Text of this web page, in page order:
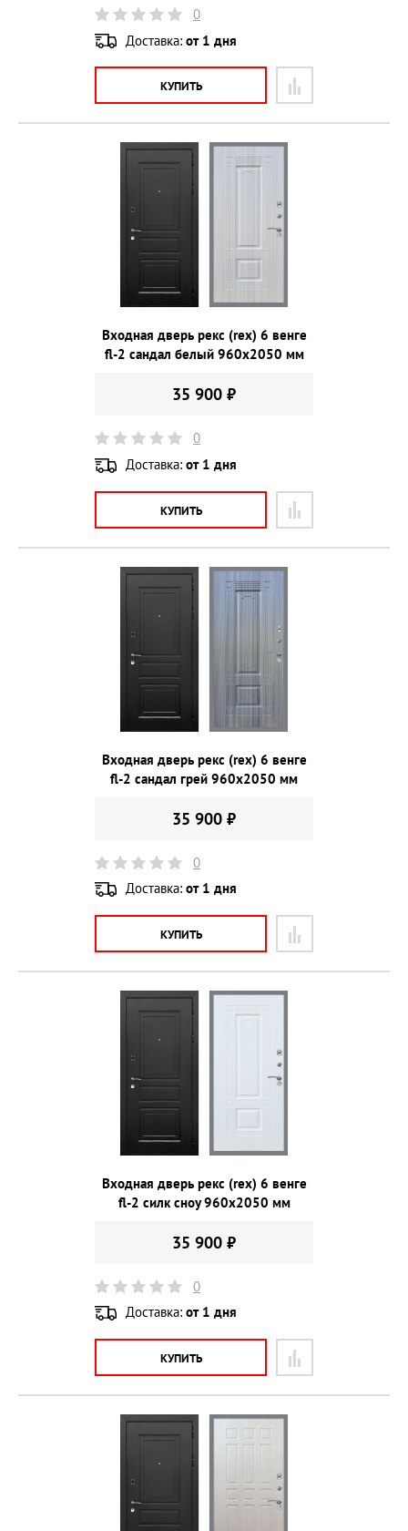
0
Доставка: от 1 дня
КУПИТЬ
Входная дверь рекс (rex) 6 венге
fl-2 сандал белый 960х2050 мм
35 900 ₽
0
Доставка: от 1 дня
КУПИТЬ
Входная дверь рекс (rex) 6 венге
fl-2 сандал грей 960х2050 мм
35 900 ₽
0
Доставка: от 1 дня
КУПИТЬ
Входная дверь рекс (rex) 6 венге
fl-2 силк сноу 960х2050 мм
35 900 ₽
0
Доставка: от 1 дня
КУПИТЬ